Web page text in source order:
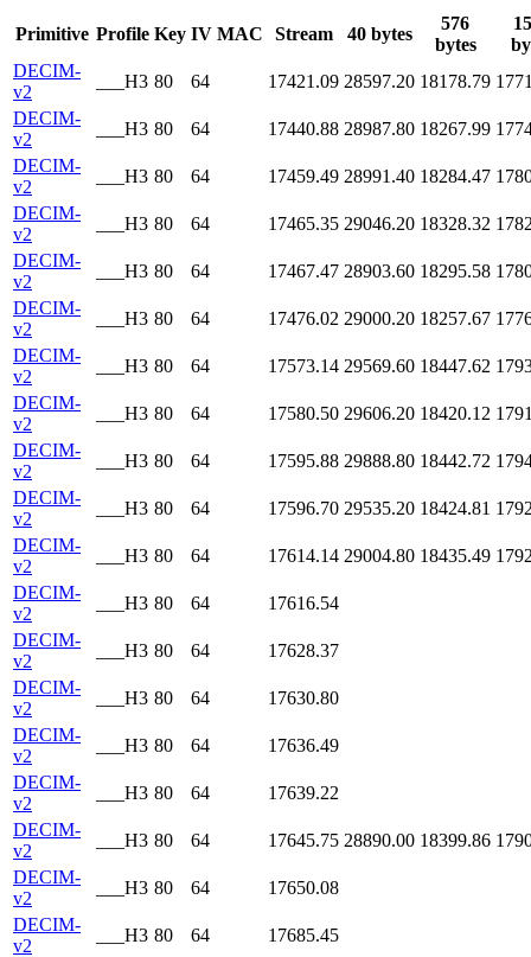
Primitive Profile Key IV MAC Stream 40 bytes
576
bytes
DECIM-
v2
___H3 80 64 17421.09 28597.20 18178.79
DECIM-
v2
___H3 80 64 17440.88 28987.80 18267.99
DECIM-
v2
___H3 80 64 17459.49 28991.40 18284.47
DECIM-
v2
___H3 80 64 17465.35 29046.20 18328.32
DECIM-
v2
___H3 80 64 17467.47 28903.60 18295.58
DECIM-
v2
___H3 80 64 17476.02 29000.20 18257.67
DECIM-
v2
___H3 80 64 17573.14 29569.60 18447.62
DECIM-
v2
___H3 80 64 17580.50 29606.20 18420.12
DECIM-
v2
___H3 80 64 17595.88 29888.80 18442.72
DECIM-
v2
___H3 80 64 17596.70 29535.20 18424.81
DECIM-
v2
___H3 80 64 17614.14 29004.80 18435.49
DECIM-
v2
___H3 80 64
17616.54
DECIM-
v2
___H3 80 64
17628.37
DECIM-
v2
___H3 80 64
17630.80
DECIM-
v2
___H3 80 64
17636.49
DECIM-
v2
___H3 80 64
17639.22
DECIM-
v2
___H3 80 64 17645.75 28890.00 18399.86
DECIM-
v2
___H3 80 64
17650.08
DECIM-
v2
___H3 80 64
17685.45